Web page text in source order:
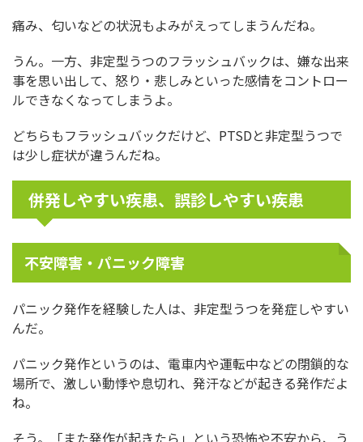
痛み、匂いなどの状況もよみがえってしまうんだね。
うん。一方、非定型うつのフラッシュバックは、嫌な出来
事を思い出して、怒り・悲しみといった感情をコントロー
ルできなくなってしまうよ。
どちらもフラッシュバックだけど、PTSDと非定型うつで
は少し症状が違うんだね。
併発しやすい疾患、誤診しやすい疾患
不安障害・パニック障害
パニック発作を経験した人は、非定型うつを発症しやすい
んだ。
パニック発作というのは、電車内や運転中などの閉鎖的な
場所で、激しい動悸や息切れ、発汗などが起きる発作だよ
ね。
そう。「また発作が起きたら」という恐怖や不安から、う